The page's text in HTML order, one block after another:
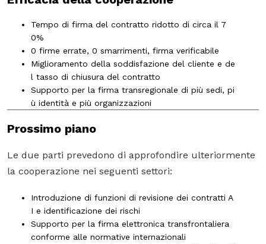
Tempo di firma del contratto ridotto di circa il 7
0%
0 firme errate, 0 smarrimenti, firma verificabile
Miglioramento della soddisfazione del cliente e de
l tasso di chiusura del contratto
Supporto per la firma transregionale di più sedi, pi
ù identità e più organizzazioni
Prossimo piano
Le due parti prevedono di approfondire ulteriormente
la cooperazione nei seguenti settori:
Introduzione di funzioni di revisione dei contratti A
I e identificazione dei rischi
Supporto per la firma elettronica transfrontaliera
conforme alle normative internazionali